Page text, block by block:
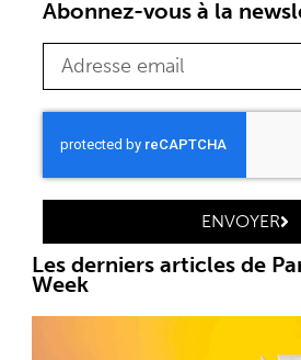
Abonnez-vous à la
ENVOYER
Les derniers articles de
Week